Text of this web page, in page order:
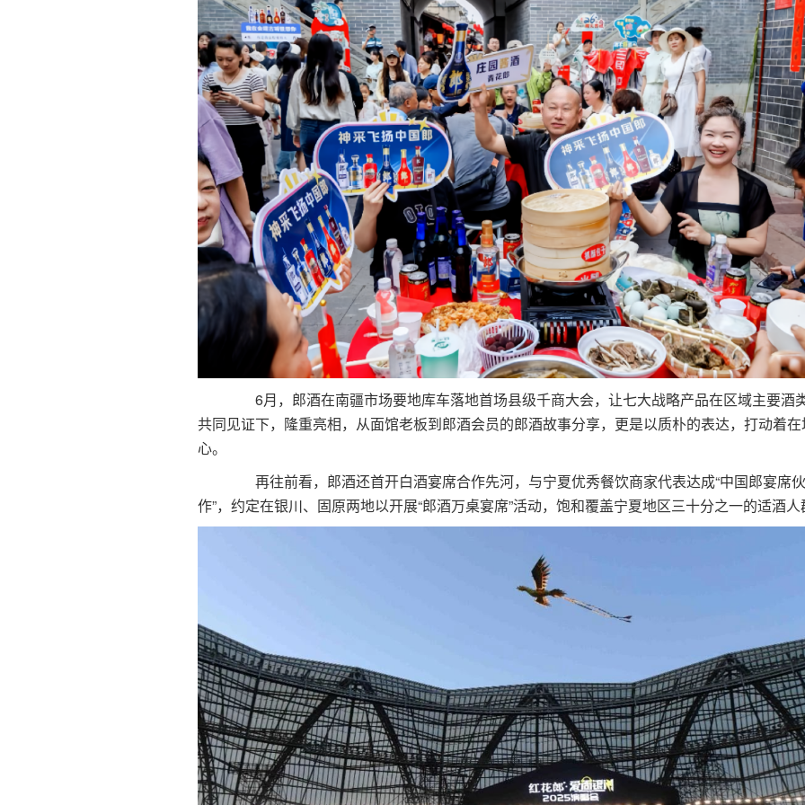
6月，郎酒在南疆市场要地库车落地首场县级千商大会，让七大战略产品在区域主要酒
共同见证下，隆重亮相，从面馆老板到郎酒会员的郎酒故事分享，更是以质朴的表达，打动着
心。
再往前看，郎酒还首开白酒宴席合作先河，与宁夏优秀餐饮商家代表达成“中国郎宴席
作”，约定在银川、固原两地以开展“郎酒万桌宴席”活动，饱和覆盖宁夏地区三十分之一的适酒人